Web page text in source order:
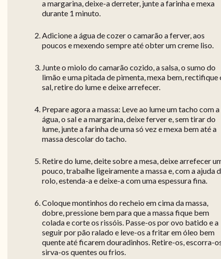
a margarina, deixe-a derreter, junte a farinha e mexa
durante 1 minuto.
Adicione a água de cozer o camarão a ferver, aos
poucos e mexendo sempre até obter um creme liso.
Junte o miolo do camarão cozido, a salsa, o sumo do
limão e uma pitada de pimenta, mexa bem, rectifique
sal, retire do lume e deixe arrefecer.
Prepare agora a massa: Leve ao lume um tacho com a
água, o sal e a margarina, deixe ferver e, sem tirar do
lume, junte a farinha de uma só vez e mexa bem até a
massa descolar do tacho.
Retire do lume, deite sobre a mesa, deixe arrefecer
pouco, trabalhe ligeiramente a massa e, com a ajuda
rolo, estenda-a e deixe-a com uma espessura fina.
Coloque montinhos do recheio em cima da massa,
dobre, pressione bem para que a massa fique bem
colada e corte os rissóis. Passe-os por ovo batido e a
seguir por pão ralado e leve-os a fritar em óleo bem
quente até ficarem douradinhos. Retire-os, escorra-
sirva-os quentes ou frios.